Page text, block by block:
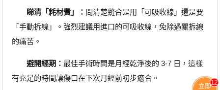
睇清「耗材費」： 問清楚縫合是用「可吸收線」還是要
「手動拆線」。強烈建議用進口的可吸收線，免除過關拆線
的痛苦。
避開經期： 最佳手術時間是月經乾淨後的 3-7 日，這樣
有充足的時間讓傷口在下次月經前初步癒合。
立即12